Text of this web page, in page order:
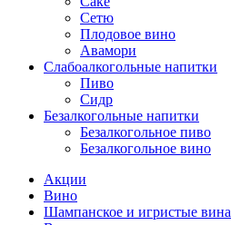
Сетю
Плодовое вино
Авамори
Слабоалкогольные напитки
Пиво
Сидр
Безалкогольные напитки
Безалкогольное пиво
Безалкогольное вино
Акции
Вино
Шампанское и игристые вина